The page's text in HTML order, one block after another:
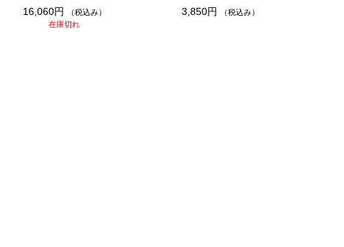
16,060円
（税込み）
在庫切れ
3,850円
（税込み）